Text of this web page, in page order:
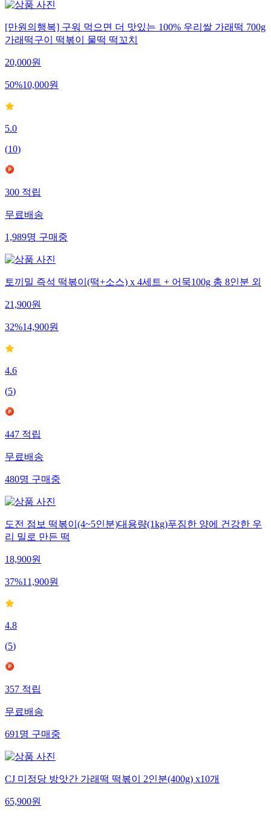
[만원의행복] 구워 먹으면 더 맛있는 100% 우리쌀 가래떡 700g
가래떡구이 떡볶이 물떡 떡꼬치
20,000원
50%10,000원
5.0
(10)
300 적립
무료배송
1,989명 구매중
토끼밀 즉석 떡볶이(떡+소스) x 4세트 + 어묵100g 총 8인분 외
21,900원
32%14,900원
4.6
(5)
447 적립
무료배송
480명 구매중
도전 점보 떡볶이(4~5인분)대용량(1kg)푸짐한 양에 건강한 우
리 밀로 만든 떡
18,900원
37%11,900원
4.8
(5)
357 적립
무료배송
691 명 구매중
CJ 미정당 방앗간 가래떡 떡볶이 2인분(400g) x10개
65,900원